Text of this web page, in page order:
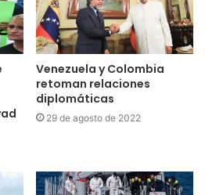
Venezuela y Colombia
retoman relaciones
diplomáticas
29 de agosto de 2022